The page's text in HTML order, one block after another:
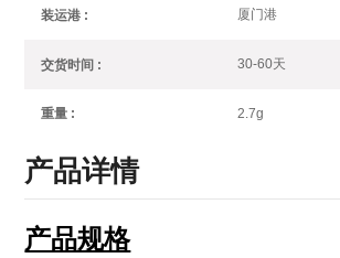
装运港 : 厦门港
交货时间 : 30-60天
重量 : 2.7g
产品详情
产品规格